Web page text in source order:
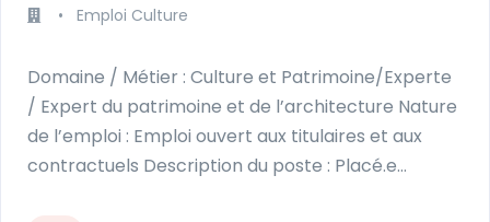
• Emploi Culture
Domaine / Métier : Culture et Patrimoine/Experte
/ Expert du patrimoine et de l’architecture Nature
de l’emploi : Emploi ouvert aux titulaires et aux
contractuels Description du poste : Placé.e…